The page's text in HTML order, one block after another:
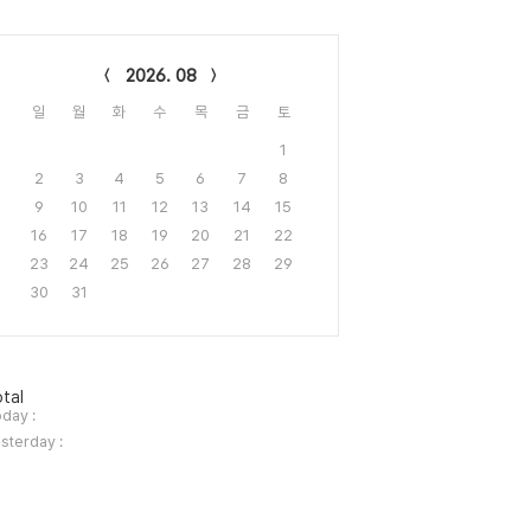
2026. 08
일 월 화 수 목 금 토
1
2
3 4 5 6 7
8
9
10 11 12 13 14
15
16
17 18 19 20 21
22
23
24 25 26 27 28
29
30
31
:
: